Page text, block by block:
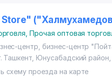
,Прочая оптовая
центр, бизнес-центр
Ташкент Юнусабадский район
схему проезда на карте